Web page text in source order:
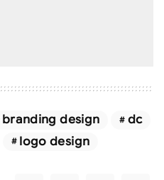
branding design
dc
logo design